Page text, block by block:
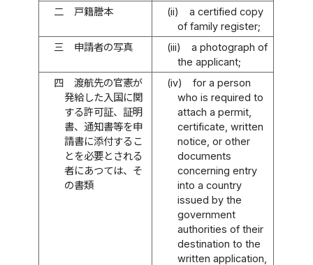
二
戸籍謄本 (ii)
a certified copy
of family register;
三
申請者の写真 (iii)
a photograph of
the applicant;
四
渡航先の官憲が
発給した入国に関
する許可証、証明
書、通知書等を申
請書に添付するこ
とを必要とされる
者にあつては、そ
の書類
(iv)
for a person
who is required to
attach a permit,
certificate, written
notice, or other
documents
concerning entry
into a country
issued by the
government
authorities of their
destination to the
written application,